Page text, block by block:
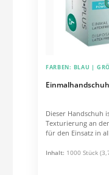
FARBEN: BLAU |
Dieser Handschuh
Texturierung an
für den Einsatz in
Handfläche: 0,06
Inhalt: 1000 Stück